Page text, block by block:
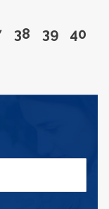
to page
Go to page
38 Go to
39 Go
40